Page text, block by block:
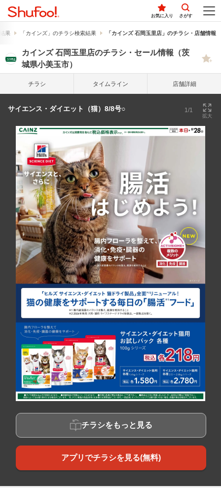
お気に入り さがす
果 「カインズ」のチラシ検索結果 「カインズ 石岡玉里店」のチラシ・店舗情報
カインズ 石岡玉里店のチラシ・セール情報（茨
城県小美玉市）
チラシ タイム ライン 店舗詳細
サイエンス・ダイエット（猫）8/8号○ 1/1
拡大
チラシをもっと見る
アプリでチラシを見る(無料)